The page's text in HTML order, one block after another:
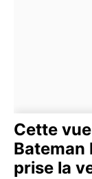
Cette
Bateman
prise la